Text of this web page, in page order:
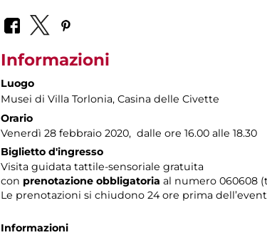
Informazioni
Luogo
Musei di Villa Torlonia, Casina delle Civette
Orario
Venerdì 28 febbraio 2020, dalle ore 16.00 alle 18.30
Biglietto d'ingresso
Visita guidata tattile-sensoriale gratuita
con prenotazione obbligatoria al numero 060608
Le prenotazioni si chiudono 24 ore prima
Informazioni